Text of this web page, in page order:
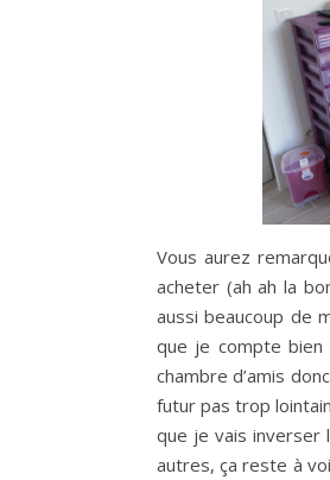
Vous aurez
acheter (ah ah la
aussi beaucoup de
que je compte bien
chambre d’amis
futur pas trop
que je vais
autres, ça reste à